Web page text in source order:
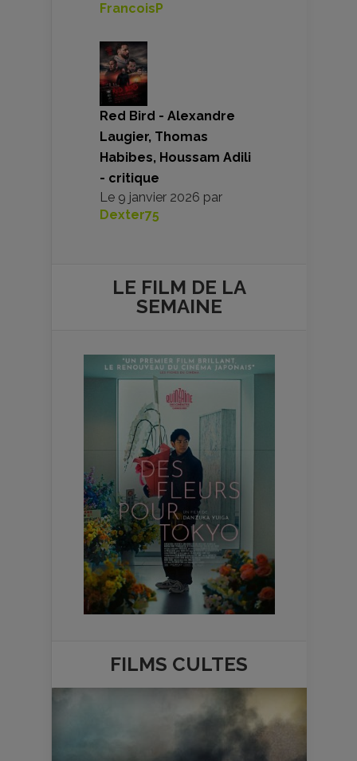
FrancoisP
Red Bird - Alexandre
Laugier, Thomas
Habibes, Houssam Adili
- critique
Le 9 janvier 2026 par
Dexter75
LE FILM DE LA
SEMAINE
FILMS CULTES